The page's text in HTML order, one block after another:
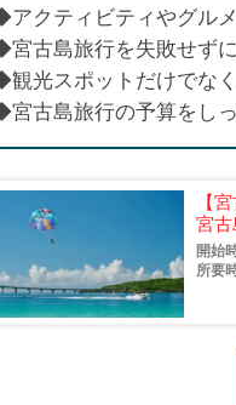
クティビティやグル
古島旅行を失敗せず
光スポットだけでな
古島旅行の予算をし
【
宮
開始
所要